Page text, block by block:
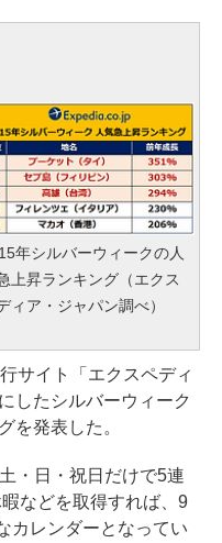
年シルバーウィークの人
上昇ランキング（エクス
ィア・ジャパン調べ）
サイト「エクスペディ
したシルバーウィーク
を発表した。
・日・祝日だけで5連
などを取得すれば、9
カレンダーとなってい